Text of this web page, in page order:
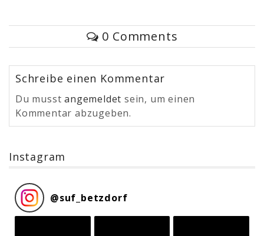
0 Comments
Schreibe einen Kommentar
Du musstangemeldet sein, um einen
Kommentar abzugeben.
Instagram
@suf_betzdorf